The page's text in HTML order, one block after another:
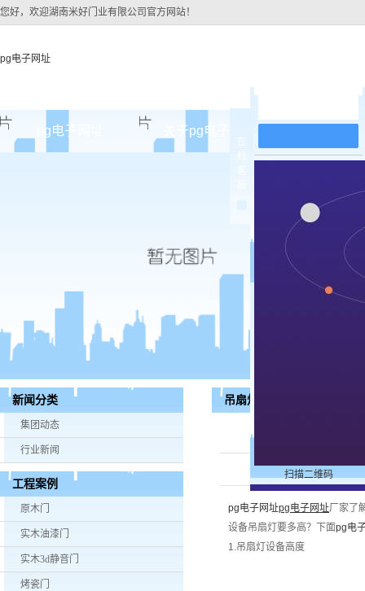
您好，欢迎湖南米好门业有限公司官方网站！
pg电子网址
pg电子网址 关于pg电子网址
公司团队
实木油
实木3d
烤瓷
实木复
新闻分类
集团动态
行业新闻
工程案例
原木门
实木油漆门
实木3d静音门
烤瓷门
吊扇灯安装高度与尺寸介绍
pg电子网址pg电子网址厂家了
设备吊扇灯要多高？下面pg电
1.吊扇灯设备高度
在
扫描二维码